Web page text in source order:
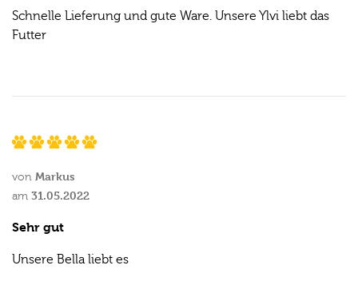
Schnelle Lieferung und gute Ware. Unsere Ylvi liebt das
Futter
von Markus
am 31.05.2022
Sehr gut
Unsere Bella liebt es